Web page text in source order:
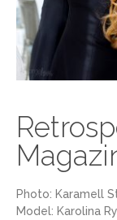
Photo: Karamell
Model: Karolina